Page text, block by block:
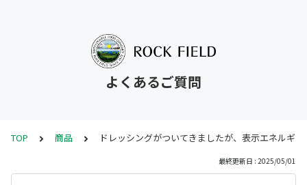
よくあるご質問
TOP 商品 ドレッシングがついてきましたが、表示エネルギ
最終更新日 : 2025/05/01